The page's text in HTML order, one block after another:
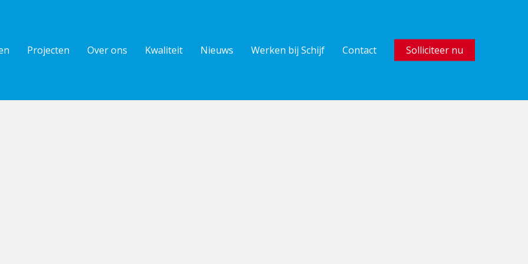
Projecten Over ons Kwaliteit Nieuws Werken bij Schijf Contact Solliciteer nu